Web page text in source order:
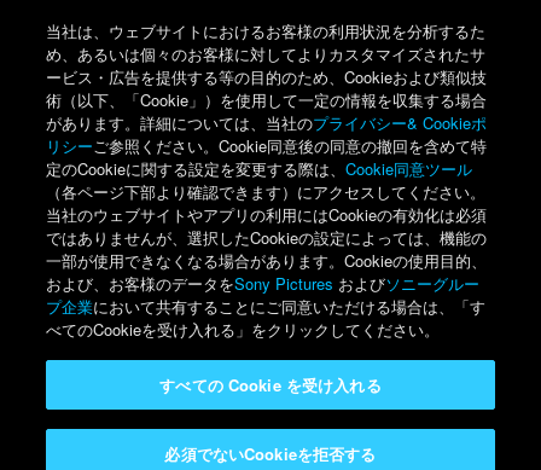
当社は、ウェブサイトにおけるお客様の利用状況を分析するた
め、あるいは個々のお客様に対してよりカスタマイズされたサ
ービス・広告を提供する等の目的のため、Cookieおよび類似技
術（以下、「Cookie」）を使用して一定の情報を収集する場合
があります。詳細については、当社のプライバシー& Cookieポ
リシーご参照ください。Cookie同意後の同意の撤回を含めて特
定のCookieに関する設定を変更する際は、Cookie同意ツール
（各ページ下部より確認できます）にアクセスしてください。
当社のウェブサイトやアプリの利用にはCookieの有効化は必須
ではありませんが、選択したCookieの設定によっては、機能の
一部が使用できなくなる場合があります。Cookieの使用目的、
および、お客様のデータをSony Pictures およびソニーグルー
プ企業において共有することにご同意いただける場合は、「す
べてのCookieを受け入れる」をクリックしてください。
必須でないCookieを拒否する
すべての Cookie を受け入れる